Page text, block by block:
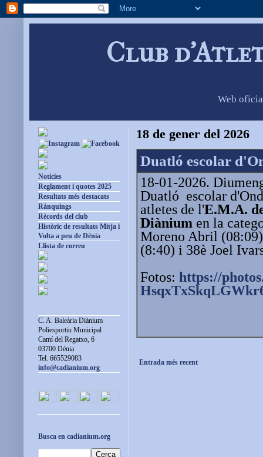
Club
Web
18 de gener del 2026
Duatló escolar
18-01-2026.
Duatló escolar
atletes de l'E.M.A.
Diànium en la
Moreno Abril
(8:40) i 38è Joel
Fotos: https://
Entrada més recent
Notícies
Reglament i quotes 2025
Resultats més destacats
Rànquings
Rècords del club
Històric de resultats Mitja i
Volta a peu de Dénia
Llista de correu
C. A. Baleària Diànium
Poliesportiu Municipal
Camí del Regatxo, 6
03700 Dénia
Tel. 665529083
info@cadianium.org
Busca en cadianium.org